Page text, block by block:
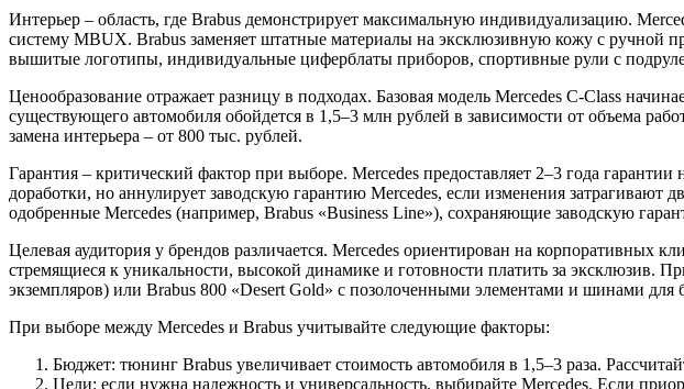
Интерьер – область, где Brabus демонстрирует максимальную индивидуализацию.
систему MBUX. Brabus заменяет штатные материалы на эксклюзивную кожу с ручной
вышитые логотипы, индивидуальные циферблаты приборов, спортивные рули с
Ценообразование отражает разницу в подходах. Базовая модель Mercedes C-Class
существующего автомобиля обойдется в 1,5–3 млн рублей в зависимости от объема
замена интерьера – от 800 тыс. рублей.
Гарантия – критический фактор при выборе. Mercedes предоставляет 2–3 года
доработки, но аннулирует заводскую гарантию Mercedes, если изменения
одобренные Mercedes (например, Brabus «Business Line»), сохраняющие заводскую
Целевая аудитория у брендов различается. Mercedes ориентирован на
стремящиеся к уникальности, высокой динамике и готовности платить за эксклюзив.
экземпляров) или Brabus 800 «Desert Gold» с позолоченными элементами и шинами для
При выборе между Mercedes и Brabus учитывайте следующие факторы:
Бюджет: тюнинг Brabus увеличивает стоимость автомобиля в 1,5–3 раза.
Цели: если нужна надежность и универсальность, выбирайте Mercedes. Если